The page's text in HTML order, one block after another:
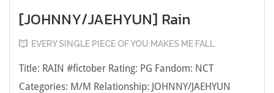
[JOHNNY/JAEHYUN] Rain
EVERY SINGLE PIECE OF YOU MAKES ME FALL
Title: RAIN #fictober Rating: PG Fandom: NCT
Categories: M/M Relationship: JOHNNY/JAEHYUN